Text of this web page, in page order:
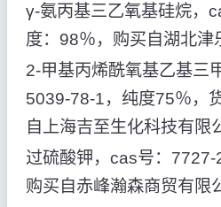
γ-氨丙基三乙氧基硅烷，
度：98％，购买自湖北津
2-甲基丙烯酰氧基乙基三
5039-78-1，纯度75％，
自上海吉至生化科技有限
过硫酸钾，cas号：7727-
购买自赤峰瀚森商贸有限